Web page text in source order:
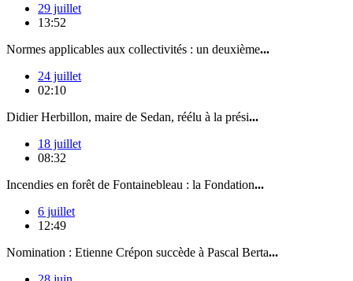
29 juillet
13:52
Normes applicables aux collectivités : un deuxième...
24 juillet
02:10
Didier Herbillon, maire de Sedan, réélu à la prési...
18 juillet
08:32
Incendies en forêt de Fontainebleau : la Fondation...
6 juillet
12:49
Nomination : Etienne Crépon succède à Pascal Berta...